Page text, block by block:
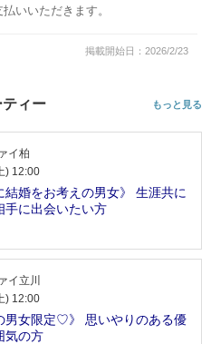
いいただきます。
掲載開始日：2026/2/23
ィー もっと見る
イ柏
) 12:00
結婚をお考えの男女》 生涯共に
手に出会いたい方
イ立川
) 12:00
男女限定♡》 思いやりのある優
気の方